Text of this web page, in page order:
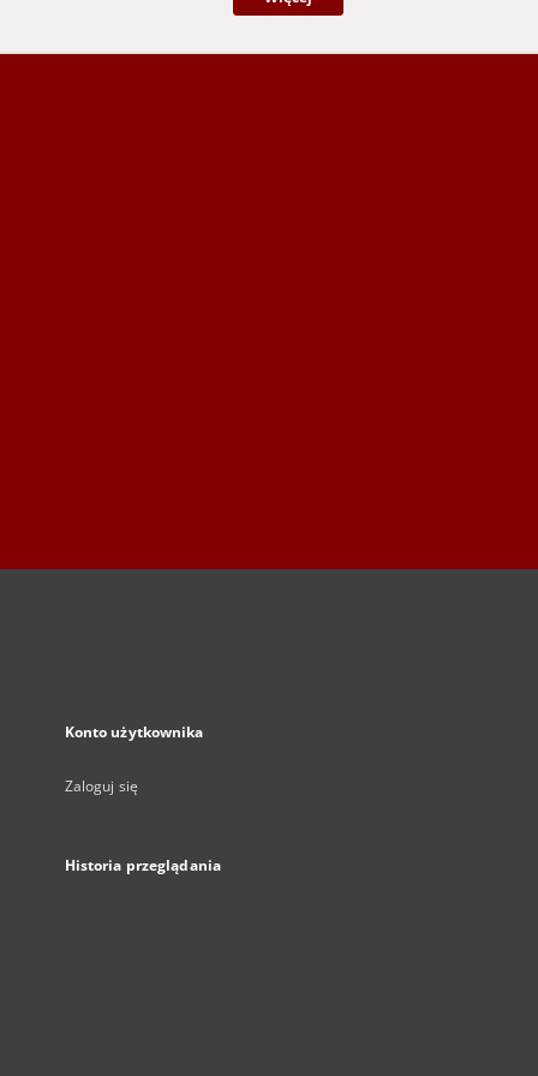
Konto użytkownika
Zaloguj się
Historia przeglądania